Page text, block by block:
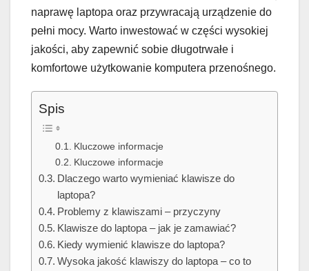
naprawę laptopa oraz przywracają urządzenie do
pełni mocy. Warto inwestować w części wysokiej
jakości, aby zapewnić sobie długotrwałe i
komfortowe użytkowanie komputera przenośnego.
Spis
Kluczowe informacje
Kluczowe informacje
Dlaczego warto wymieniać klawisze do
laptopa?
Problemy z klawiszami – przyczyny
Klawisze do laptopa – jak je zamawiać?
Kiedy wymienić klawisze do laptopa?
Wysoka jakość klawiszy do laptopa – co to